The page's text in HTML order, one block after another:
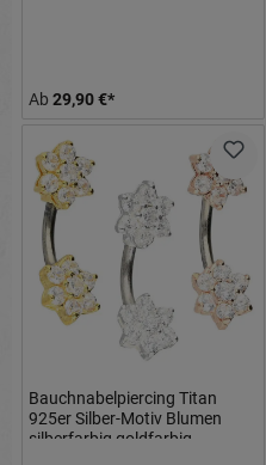
Ab 29,90 €*
Bauchnabelpiercing Titan
925er Silber-Motiv Blumen
silberfarbig goldfarbig